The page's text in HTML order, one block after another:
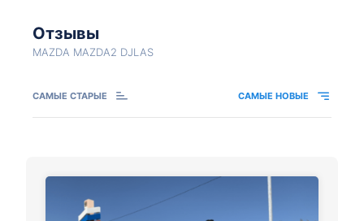
Отзывы
MAZDA MAZDA2 DJLAS
САМЫЕ СТАРЫЕ САМЫЕ НОВЫЕ